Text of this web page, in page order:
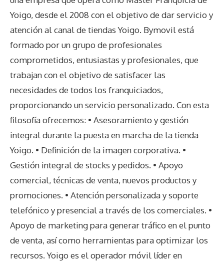
Yoigo, desde el 2008 con el objetivo de dar servicio y
atención al canal de tiendas Yoigo. Bymovil está
formado por un grupo de profesionales
comprometidos, entusiastas y profesionales, que
trabajan con el objetivo de satisfacer las
necesidades de todos los franquiciados,
proporcionando un servicio personalizado. Con esta
filosofía ofrecemos: • Asesoramiento y gestión
integral durante la puesta en marcha de la tienda
Yoigo. • Definición de la imagen corporativa. •
Gestión integral de stocks y pedidos. • Apoyo
comercial, técnicas de venta, nuevos productos y
promociones. • Atención personalizada y soporte
telefónico y presencial a través de los comerciales. •
Apoyo de marketing para generar tráfico en el punto
de venta, así como herramientas para optimizar los
recursos. Yoigo es el operador móvil líder en